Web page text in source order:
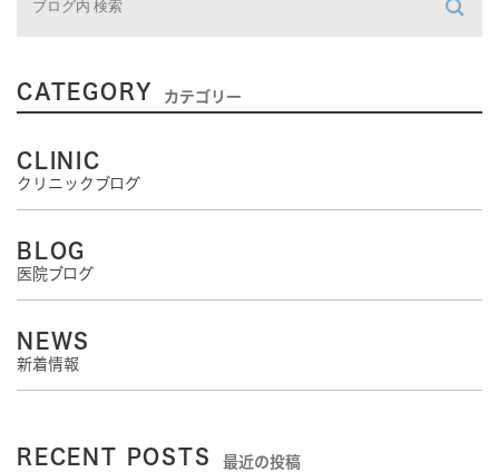
CATEGORY カテゴリー
CLINIC
クリニックブログ
BLOG
医院ブログ
NEWS
新着情報
RECENT POSTS 最近の投稿